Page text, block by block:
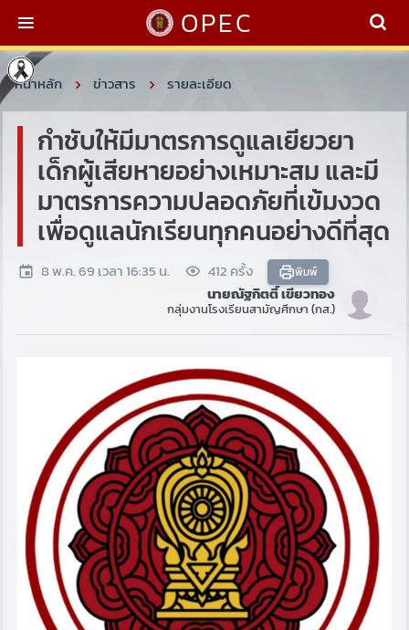
OPEC
หน้าหลัก ข่าวสาร รายละเอียด
กำชับให้มีมาตรการดูแลเยียวยา
เด็กผู้เสียหายอย่างเหมาะสม และมี
มาตรการความปลอดภัยที่เข้มงวด
เพื่อดูแลนักเรียนทุกคนอย่างดีที่สุด
8 พ.ค. 69 เวลา 16:35 น. 412 ครั้ง พิมพ์
นายณัฐกิตติ์ เขียวทอง
กลุ่มงานโรงเรียนสามัญศึกษา (กส.)